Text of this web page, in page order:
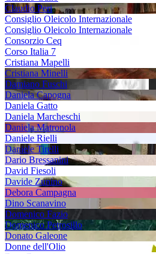
Claudio Peri
Consiglio Oleicolo Internazionale
Consiglio Oleicolo Internazionale
Consorzio Ceq
Corso Italia 7
Cristiana Mapelli
Cristiana Minelli
Damiano Fuschi
Daniela Capogna
Daniela Gatto
Daniela Marcheschi
Daniela Matronola
Daniele Rielli
Daniele Tirelli
Dario Bressanini
David Fiesoli
Davide Zunino
Debora Campagna
Dino Scanavino
Domenico Fazio
Domenico Petrosillo
Donato Galeone
Donne dell'Olio